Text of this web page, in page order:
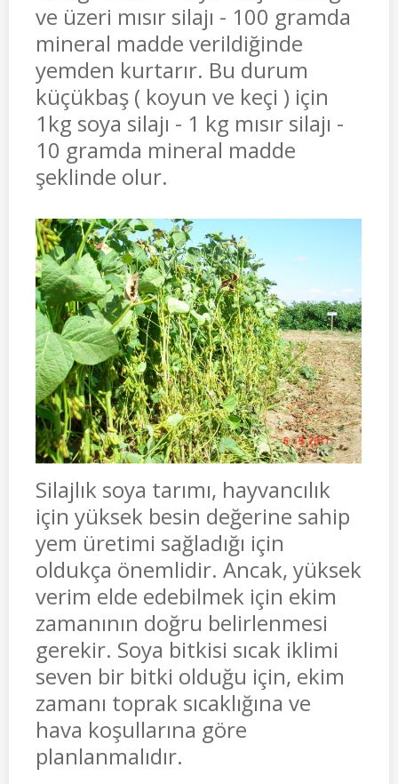
ve üzeri mısır silajı - 100 gramda
mineral madde verildiğinde
yemden kurtarır. Bu durum
küçükbaş ( koyun ve keçi ) için
1kg soya silajı - 1 kg mısır silajı -
10 gramda mineral madde
şeklinde olur.
Silajlık soya tarımı, hayvancılık
için yüksek besin değerine sahip
yem üretimi sağladığı için
oldukça önemlidir. Ancak, yüksek
verim elde edebilmek için ekim
zamanının doğru belirlenmesi
gerekir. Soya bitkisi sıcak iklimi
seven bir bitki olduğu için, ekim
zamanı toprak sıcaklığına ve
hava koşullarına göre
planlanmalıdır.